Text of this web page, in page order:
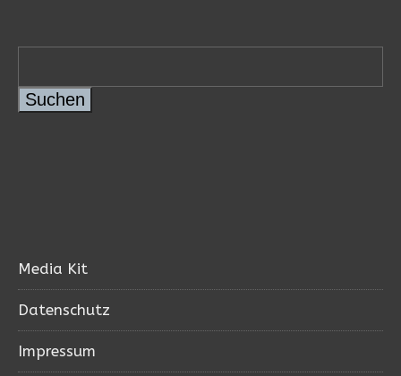
Suchen
Media Kit
Datenschutz
Impressum